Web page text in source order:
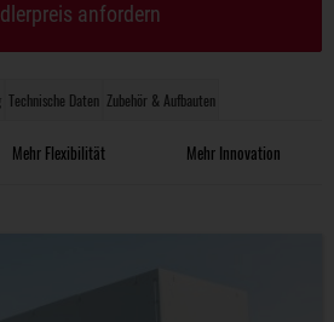
Technische Daten Zubehör & Aufbauten
Mehr Flexibilität Mehr Innovation
anfordern